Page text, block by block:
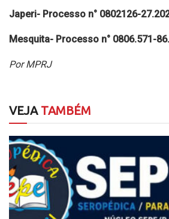
Japeri- Processo n° 0802126-
Mesquita- Processo n° 0806.571-
Por MPRJ
VEJATAMBÉM